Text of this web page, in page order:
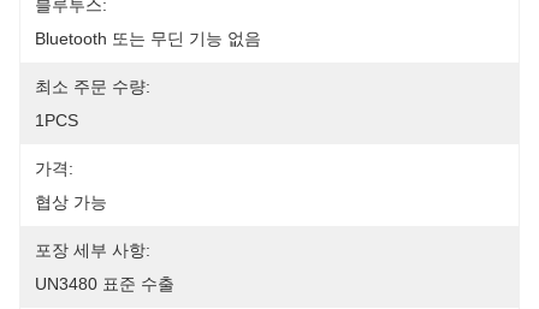
블루투스:
Bluetooth 또는 무딘 기능 없음
최소 주문 수량:
1PCS
가격:
협상 가능
포장 세부 사항:
UN3480 표준 수출